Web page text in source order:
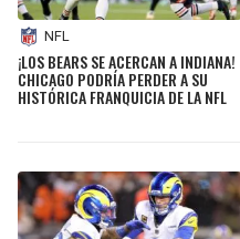
NFL
¡LOS BEARS SE ACERCAN A INDIANA!
CHICAGO PODRÍA PERDER A SU
HISTÓRICA FRANQUICIA DE LA NFL